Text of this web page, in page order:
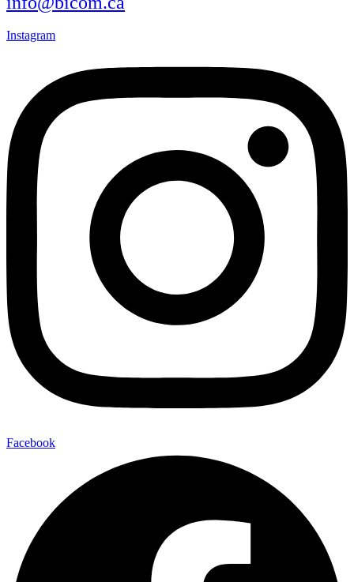
Instagram
Facebook